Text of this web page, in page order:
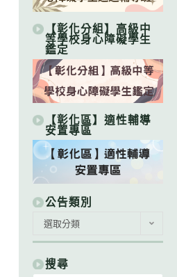
【彰化分組】高級中
等學校身心障礙學生
鑑定
【彰化區】適性輔導
安置專區
公告類別
類
別
選取分類
搜尋